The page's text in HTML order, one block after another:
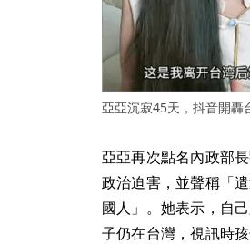
亞亞沉寂45天，抖音開轟
亞亞再次點名內政部
政治迫害，並聲稱「
國人」。她表示，自
子仍在台灣，視訊時